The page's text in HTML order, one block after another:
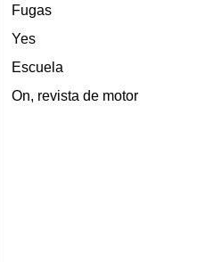
Fugas
Yes
Escuela
On, revista de motor